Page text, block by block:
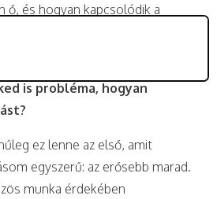
ő, és hogyan kapcsolódik a
aki nem kedvel?
is probléma, hogyan
ez lenne az első, amit
egyszerű: az erősebb marad.
munka érdekében